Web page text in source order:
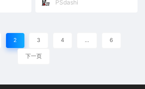
PSdashi
2 3 4 … 6
下一页